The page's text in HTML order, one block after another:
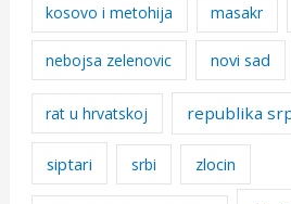
kosovo i metohija masakr
nebojsa zelenovic novi sad
rat u hrvatskoj republika
siptari srbi zlocin